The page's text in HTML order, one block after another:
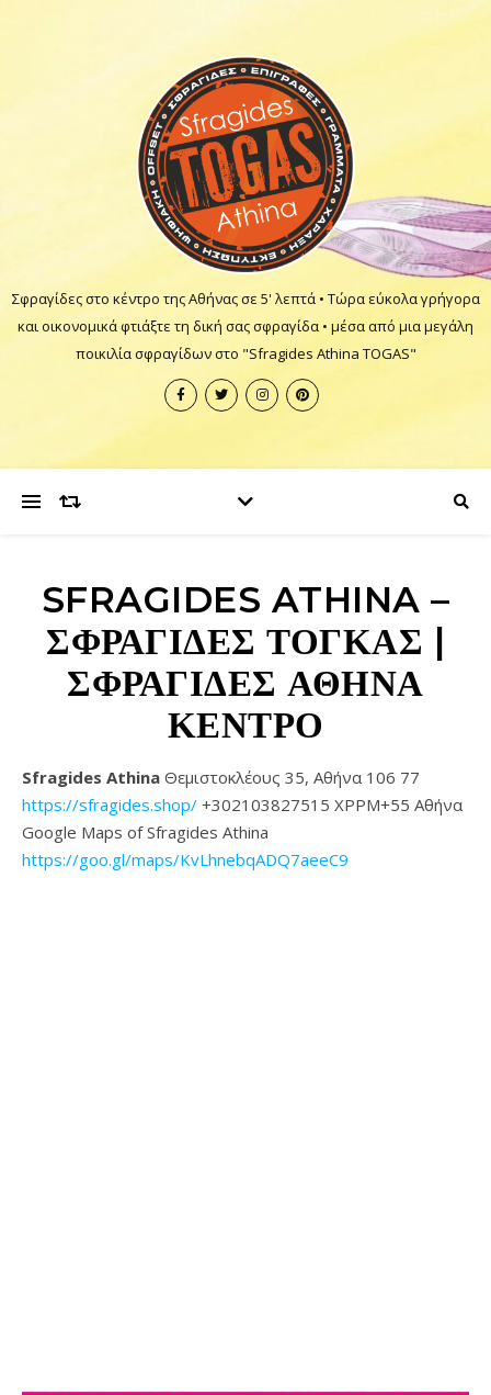
Σφραγίδες στο κέντρο της Αθήνας σε 5' λεπτά • Τώρα εύκολα γρήγορα
και οικονομικά φτιάξτε τη δική σας σφραγίδα • μέσα από μια μεγάλη
ποικιλία σφραγίδων στο "Sfragides Athina TOGAS"
SFRAGIDES ATHINA –
ΣΦΡΑΓΊΔΕΣ ΤΟΓΚΑΣ |
ΣΦΡΑΓΊΔΕΣ ΑΘΉΝΑ
ΚΈΝΤΡΟ
Sfragides Athina Θεμιστοκλέους 35, Αθήνα 106 77
https://sfragides.shop/ +302103827515 XPPM+55 Αθήνα
Google Maps of Sfragides Athina
https://goo.gl/maps/KvLhnebqADQ7aeeC9